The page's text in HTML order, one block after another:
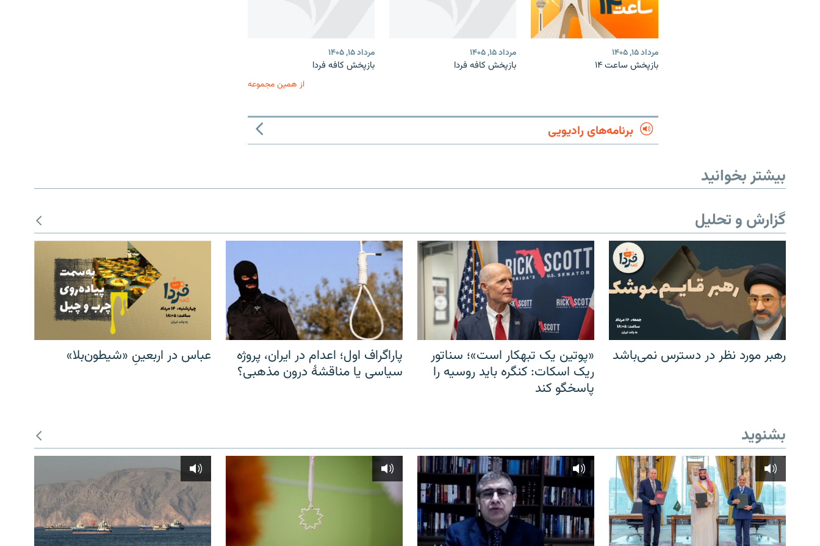
مرداد ۱۵, ۱۴۰۵
بازپخش ساعت ۱۴
مرداد ۱۵, ۱۴۰۵
بازپخش کافه فردا
مرداد ۱۵, ۱۴۰۵
بازپخش کافه فردا
از همین مجموعه
برنامه‌های رادیویی
بیشتر بخوانید
گزارش و تحلیل
رهبر مورد نظر در دسترس نمی‌باشد
«پوتین یک تبهکار است»؛ سناتور
ریک اسکات: کنگره باید روسیه را
پاسخگو کند
پاراگراف اول؛ اعدام در ایران، پروژه
سیاسی یا مناقشهٔ درون مذهبی؟
عباس در اربعینِ «شیطون‌بلا»
بشنوید